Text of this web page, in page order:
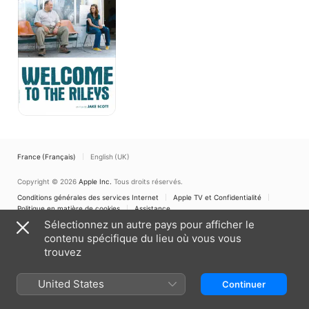
Rileys
France (Français) English (UK)
Copyright © 2026 Apple Inc. Tous droits réservés.
Conditions générales des services Internet
Apple TV et Confidentialité
Politique en matière de cookies
Assistance
Sélectionnez un autre pays pour afficher le
contenu spécifique du lieu où vous vous
trouvez
United States Continuer